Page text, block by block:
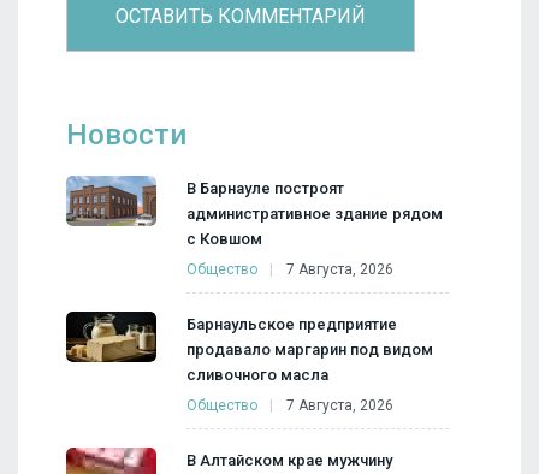
Новости
В Барнауле построят
административное здание рядом
с Ковшом
Общество 7 Августа, 2026
Барнаульское предприятие
продавало маргарин под видом
сливочного масла
Общество 7 Августа, 2026
В Алтайском крае мужчину